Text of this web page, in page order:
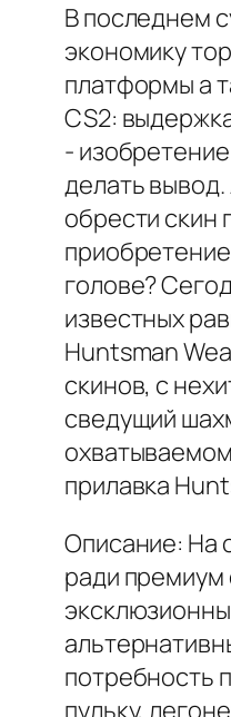
В последнем
экономику
платформы а
CS2:
-
делать
обрести скин
голове?
известных
Huntsman
скинов, с
сведущий
прилавка
Описание: На
ради премиум
потребность